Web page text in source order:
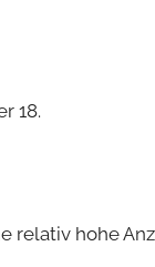
18.
relativ hohe